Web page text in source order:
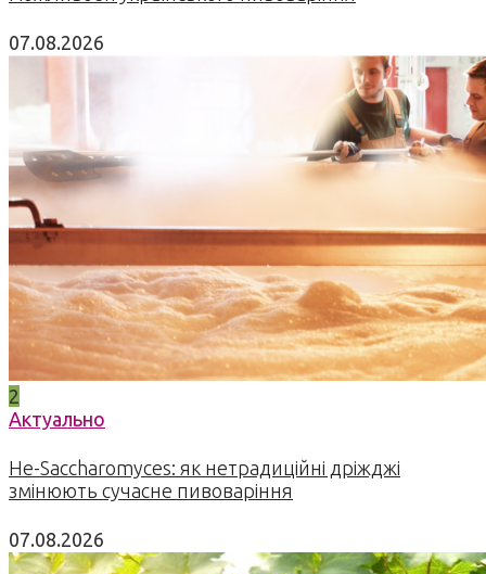
07.08.2026
2
Актуально
Не-Saccharomyces: як нетрадиційні дріжджі
змінюють сучасне пивоваріння
07.08.2026